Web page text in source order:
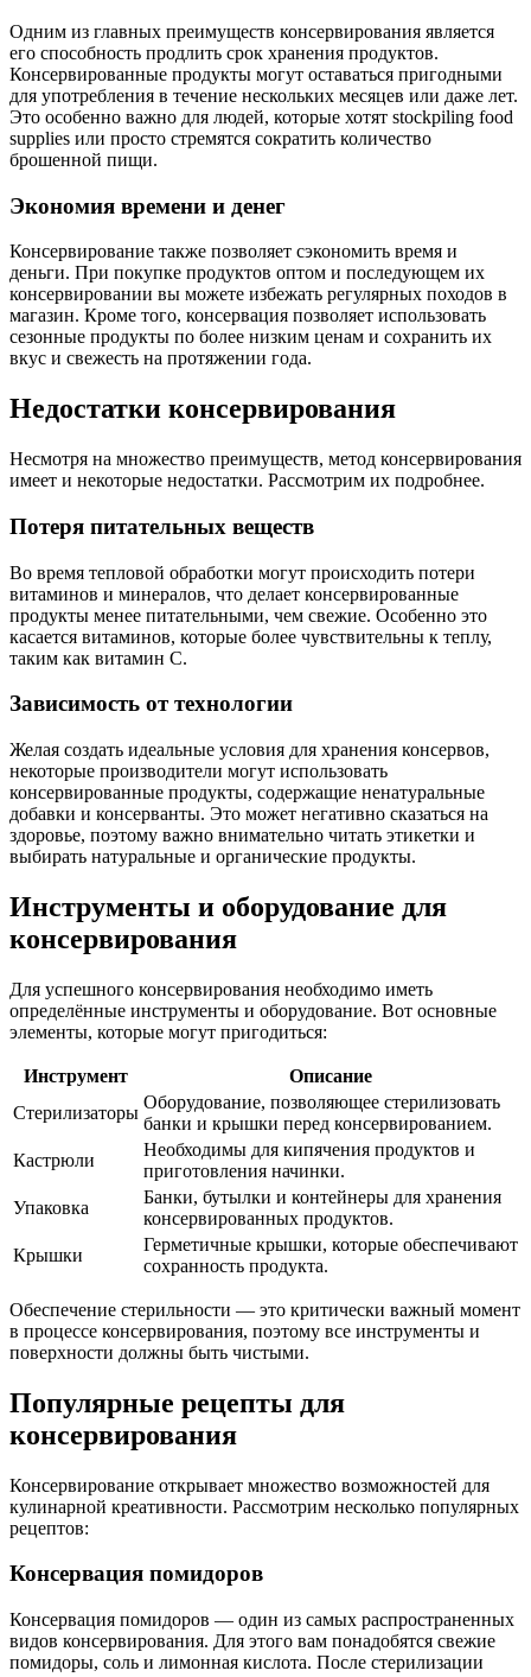
Одним из главных преимуществ консервирования является
его способность продлить срок хранения продуктов.
Консервированные продукты могут оставаться пригодными
для употребления в течение нескольких месяцев или даже лет.
Это особенно важно для людей, которые хотят stockpiling food
supplies или просто стремятся сократить количество
брошенной пищи.
Экономия времени и денег
Консервирование также позволяет сэкономить время и
деньги. При покупке продуктов оптом и последующем их
консервировании вы можете избежать регулярных походов в
магазин. Кроме того, консервация позволяет использовать
сезонные продукты по более низким ценам и сохранить их
вкус и свежесть на протяжении года.
Недостатки консервирования
Несмотря на множество преимуществ, метод консервирования
имеет и некоторые недостатки. Рассмотрим их подробнее.
Потеря питательных веществ
Во время тепловой обработки могут происходить потери
витаминов и минералов, что делает консервированные
продукты менее питательными, чем свежие. Особенно это
касается витаминов, которые более чувствительны к теплу,
таким как витамин С.
Зависимость от технологии
Желая создать идеальные условия для хранения консервов,
некоторые производители могут использовать
консервированные продукты, содержащие ненатуральные
добавки и консерванты. Это может негативно сказаться на
здоровье, поэтому важно внимательно читать этикетки и
выбирать натуральные и органические продукты.
Инструменты и оборудование для
консервирования
Для успешного консервирования необходимо иметь
определённые инструменты и оборудование. Вот основные
элементы, которые могут пригодиться:
Инструмент
Описание
Стерилизаторы
Оборудование, позволяющее стерилизовать
банки и крышки перед консервированием.
Кастрюли
Необходимы для кипячения продуктов и
приготовления начинки.
Упаковка
Банки, бутылки и контейнеры для хранения
консервированных продуктов.
Крышки
Герметичные крышки, которые обеспечивают
сохранность продукта.
Обеспечение стерильности — это критически важный момент
в процессе консервирования, поэтому все инструменты и
поверхности должны быть чистыми.
Популярные рецепты для
консервирования
Консервирование открывает множество возможностей для
кулинарной креативности. Рассмотрим несколько популярных
рецептов:
Консервация помидоров
Консервация помидоров — один из самых распространенных
видов консервирования. Для этого вам понадобятся свежие
помидоры, соль и лимонная кислота. После стерилизации